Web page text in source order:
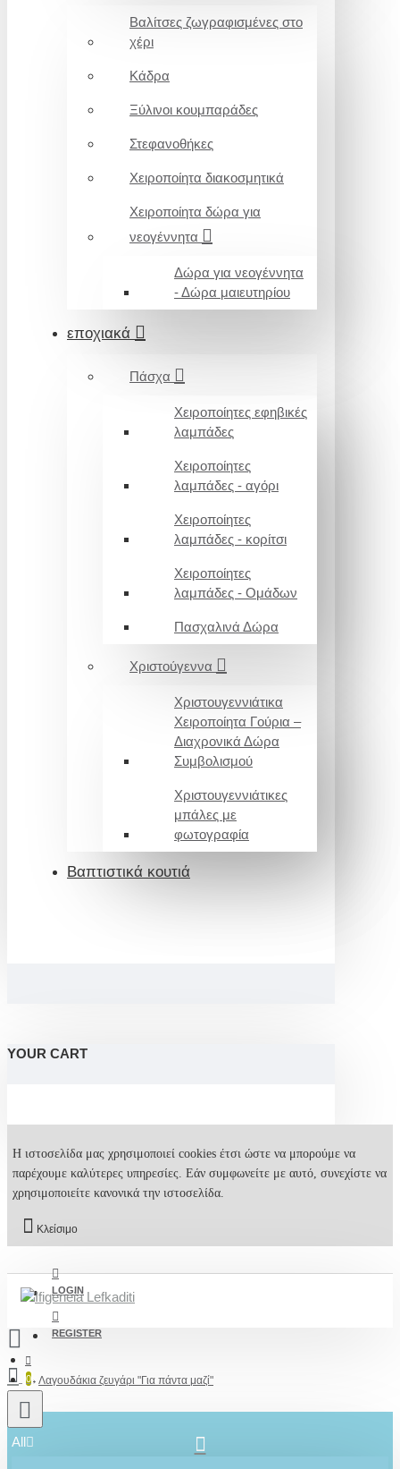
Βαλίτσες ζωγραφισμένες στο
χέρι
Κάδρα
Ξύλινοι κουμπαράδες
Στεφανοθήκες
Χειροποίητα διακοσμητικά
Χειροποίητα δώρα για
νεογέννητα
Δώρα για νεογέννητα
- Δώρα μαιευτηρίου
εποχιακά
Πάσχα
Χειροποίητες εφηβικές
λαμπάδες
Χειροποίητες
λαμπάδες - αγόρι
Χειροποίητες
λαμπάδες - κορίτσι
Χειροποίητες
λαμπάδες - Ομάδων
Πασχαλινά Δώρα
Χριστούγεννα
Χριστουγεννιάτικα
Χειροποίητα Γούρια –
Διαχρονικά Δώρα
Συμβολισμού
Χριστουγεννιάτικες
μπάλες με
φωτογραφία
Βαπτιστικά κουτιά
YOUR CART
Η ιστοσελίδα μας χρησιμοποιεί cookies έτσι ώστε να μπορούμε να
παρέχουμε καλύτερες υπηρεσίες. Εάν συμφωνείτε με αυτό, συνεχίστε να
χρησιμοποιείτε κανονικά την ιστοσελίδα.
Κλείσιμο
LOGIN
REGISTER
0
All
Λαγουδάκια ζευγάρι "Για πάντα μαζί"